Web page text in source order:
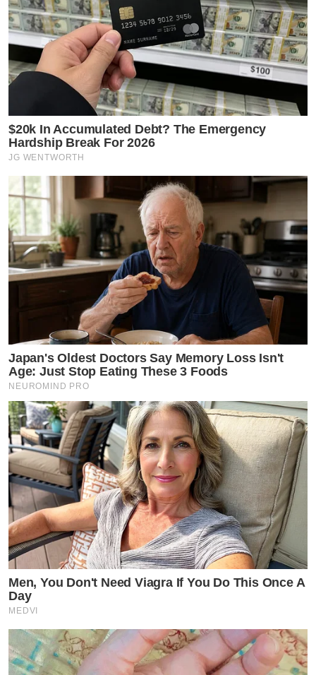
$20k In Accumulated Debt? The Emergency
Hardship Break For 2026
JG WENTWORTH
Japan's Oldest Doctors Say Memory Loss Isn't
Age: Just Stop Eating These 3 Foods
NEUROMIND PRO
Men, You Don't Need Viagra If You Do This Once A
Day
MEDVI